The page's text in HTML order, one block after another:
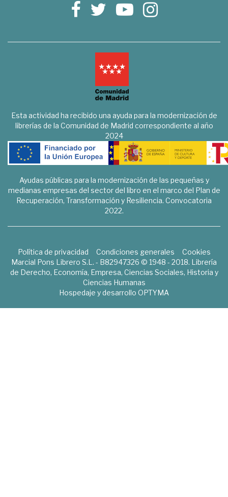
Esta actividad ha recibido una ayuda para la modernización de
librerías de la Comunidad de Madrid correspondiente al año
2024
Ayudas públicas para la modernización de las pequeñas y
medianas empresas del sector del libro en el marco del Plan de
Recuperación, Transformación y Resiliencia. Convocatoria
2022.
Política de privacidad Condiciones generales
Cookies
Marcial Pons Librero S.L. - B82947326 © 1948 - 2018. Librería
de Derecho, Economía, Empresa, Ciencias Sociales, Historia y
Ciencias Humanas
Hospedaje y desarrollo OPTYMA